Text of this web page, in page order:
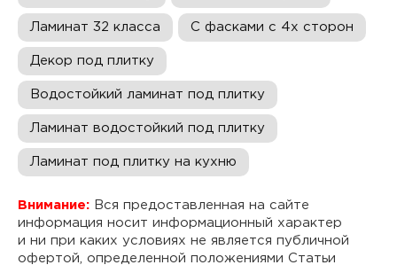
Ламинат 32 класса С фасками с 4х сторон
Декор под плитку
Водостойкий ламинат под плитку
Ламинат водостойкий под плитку
Ламинат под плитку на кухню
Внимание: Вся предоставленная на сайте
информация носит информационный характер
и ни при каких условиях не является публичной
офертой, определенной положениями Статьи